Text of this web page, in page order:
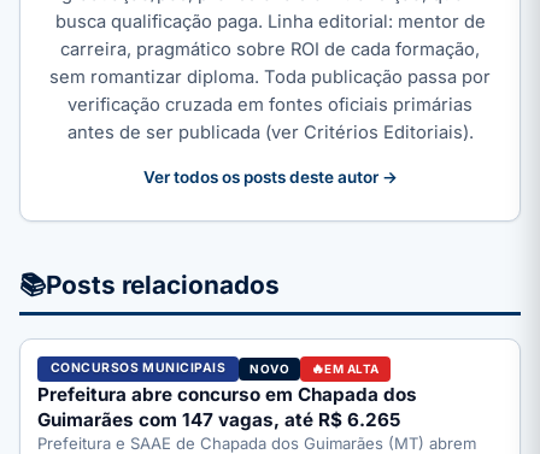
busca qualificação paga. Linha editorial: mentor de
carreira, pragmático sobre ROI de cada formação,
sem romantizar diploma. Toda publicação passa por
verificação cruzada em fontes oficiais primárias
antes de ser publicada (ver Critérios Editoriais).
Ver todos os posts deste autor →
📚Posts relacionados
CONCURSOS MUNICIPAIS NOVO EM ALTA
Prefeitura abre concurso em Chapada dos
Guimarães com 147 vagas, até R$ 6.265
Prefeitura e SAAE de Chapada dos Guimarães (MT) abrem